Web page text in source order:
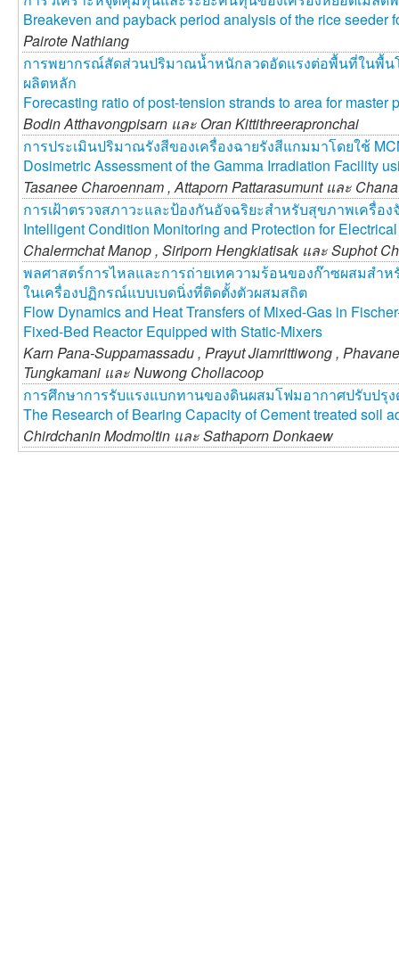
Breakeven and payback period analysis of the rice seeder
Pairote Nathiang
การพยากรณ์สัดส่วนปริมาณน้ำหนักลวดอัดแรงต่อพื้นที่ในพื้น
ผลิตหลัก
Forecasting ratio of post-tension strands to area for master
Bodin Atthavongpisarn และ Oran Kittithreerapronchai
การประเมินปริมาณรังสีของเครื่องฉายรังสีแกมมาโดยใช้
Dosimetric Assessment of the Gamma Irradiation Facility
Tasanee Charoennam ,Attaporn Pattarasumunt และ
การเฝ้าตรวจสภาวะและป้องกันอัจฉริยะสำหรับสุขภาพเครื่อ
Intelligent Condition Monitoring and Protection for
Chalermchat Manop , Siriporn Hengkiatisak และSuphot
พลศาสตร์การไหลและการถ่ายเทความร้อนของก๊าซผสมสำ
ในเครื่องปฏิกรณ์แบบเบดนิ่งที่ติดตั้งตัวผสมสถิต
Flow Dynamics and Heat Transfers of Mixed-Gas in
Fixed-Bed Reactor Equipped with Static-Mixers
Karn Pana-Suppamassadu , Prayut Jiamrittiwong ,
Tungkamani และNuwong Chollacoop
การศึกษาการรับแรงแบกทานของดินผสมโฟมอากาศปรับปรุ
The Research of Bearing Capacity of Cement treated soil
Chirdchanin Modmoltin และSathaporn Donkaew